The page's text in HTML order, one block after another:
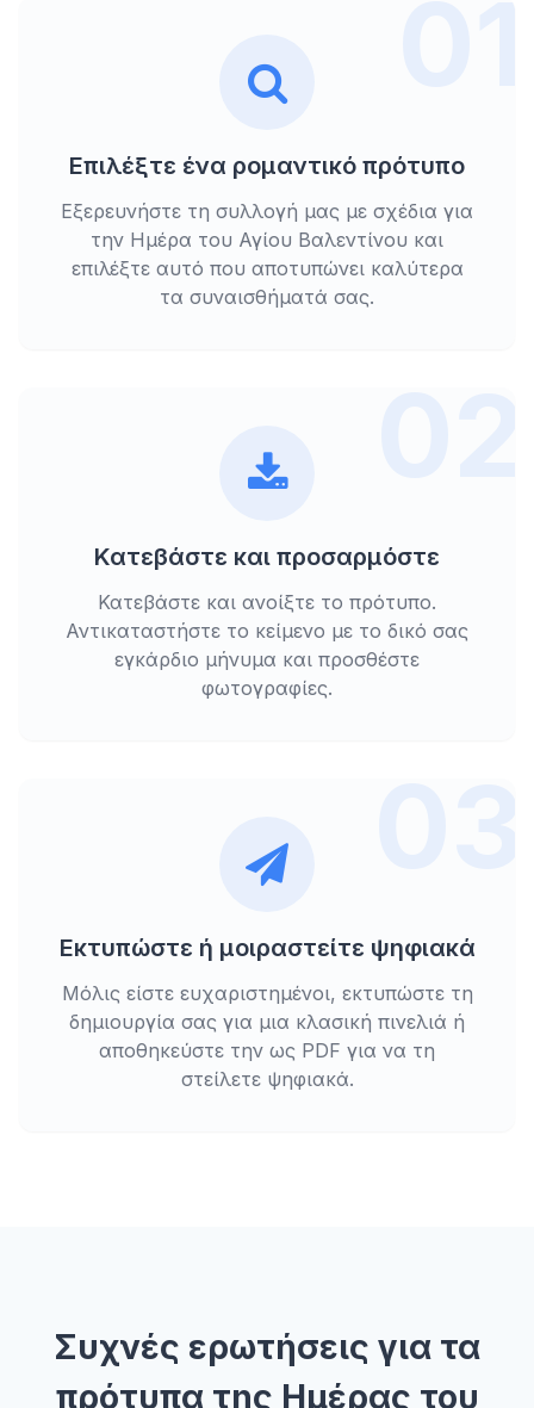
01
Επιλέξτε ένα ρομαντικό πρότυπο
Εξερευνήστε τη συλλογή μας με σχέδια για
την Ημέρα του Αγίου Βαλεντίνου και
επιλέξτε αυτό που αποτυπώνει καλύτερα
τα συναισθήματά σας.
02
Κατεβάστε και προσαρμόστε
Κατεβάστε και ανοίξτε το πρότυπο.
Αντικαταστήστε το κείμενο με το δικό σας
εγκάρδιο μήνυμα και προσθέστε
φωτογραφίες.
03
Εκτυπώστε ή μοιραστείτε ψηφιακά
Μόλις είστε ευχαριστημένοι, εκτυπώστε τη
δημιουργία σας για μια κλασική πινελιά ή
αποθηκεύστε την ως PDF για να τη
στείλετε ψηφιακά.
Συχνές ερωτήσεις για τα
πρότυπα της Ημέρας του